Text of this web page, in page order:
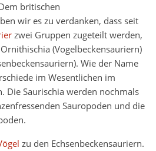
britischen
wir es zu verdanken, dass seit
zwei Gruppen zugeteilt werden,
(Vogelbeckensauriern)
Wie der Name
im Wesentlichen im
Die Saurischia werden nochmals
Sauropoden und die
zu den Echsenbeckensauriern.